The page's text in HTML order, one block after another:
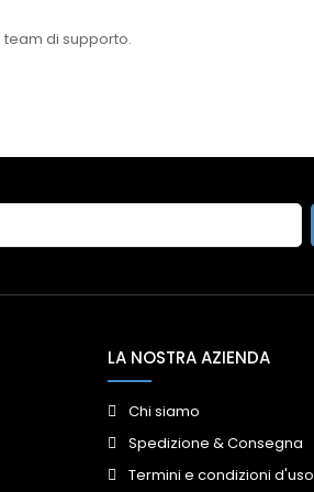
di supporto.
LA NOSTRA AZIENDA
Chi siamo
Spedizione & Consegna
Termini e condizioni d'uso